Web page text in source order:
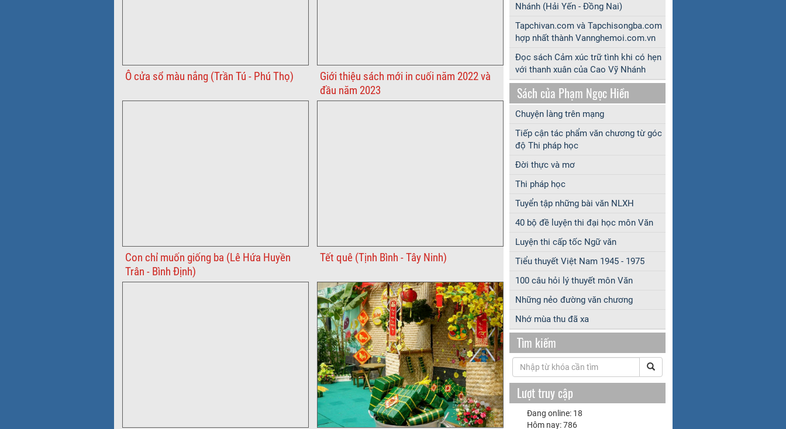
Ô cửa sổ màu nắng (Trần Tú - Phú Thọ)
Giới thiệu sách mới in cuối năm 2022 và
đầu năm 2023
Con chỉ muốn giống ba (Lê Hứa Huyền
Trân - Bình Định)
Tết quê (Tịnh Bình - Tây Ninh)
Nhánh (Hải Yến - Đồng Nai)
Tapchivan.com và Tapchisongba.com
hợp nhất thành Vannghemoi.com.vn
Đọc sách Cảm xúc trữ tình khi có hẹn
với thanh xuân của Cao Vỹ Nhánh
Sách của Phạm Ngọc Hiền
Chuyện làng trên mạng
Tiếp cận tác phẩm văn chương từ góc
độ Thi pháp học
Đời thực và mơ
Thi pháp học
Tuyển tập những bài văn NLXH
40 bộ đề luyện thi đại học môn Văn
Luyện thi cấp tốc Ngữ văn
Tiểu thuyết Việt Nam 1945 - 1975
100 câu hỏi lý thuyết môn Văn
Những nẻo đường văn chương
Nhớ mùa thu đã xa
Tìm kiếm
Lượt truy cập
Đang online: 18
Hôm nay: 786